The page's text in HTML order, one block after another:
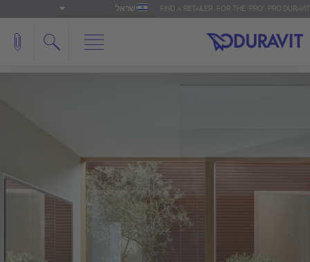
FOR THE 'PRO': PRO.DURAVIT
FIND A RETAILER ישראל